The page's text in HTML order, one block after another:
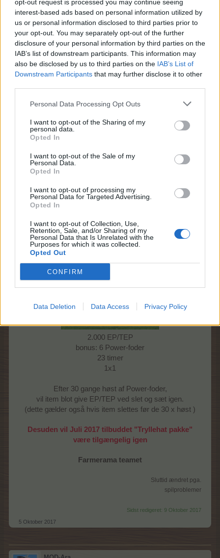
opt-out request is processed you may continue seeing
interest-based ads based on personal information utilized by
us or personal information disclosed to third parties prior to
your opt-out. You may separately opt-out of the further
disclosure of your personal information by third parties on the
IAB’s list of downstream participants. This information may
also be disclosed by us to third parties on the IAB’s List of
Downstream Participants that may further disclose it to other
Personal Data Processing Opt Outs
I want to opt-out of the Sharing of my
personal data.
Opted In
I want to opt-out of the Sale of my
Personal Data.
Opted In
I want to opt-out of processing my
Personal Data for Targeted Advertising.
Opted In
I want to opt-out of Collection, Use,
Retention, Sale, and/or Sharing of my
Personal Data that Is Unrelated with the
Purposes for which it was collected.
Opted Out
CONFIRM
Data Deletion Data Access Privacy Policy
Lær af den bedste!
Denne pakke kan kun fås i kort tid
Den indeholder stjerner, gyldne bananer,
Ingrids elev pakke
10 x Stjerne
1 x Ingrids elev (item)
Pris: 4,99 euro
2.000 EP/TEP
bonus: 6 Power-foder
23 timer
1x1
Efter 30 gange høst af Power-foder,
vil item blot give EP/TEP ved slet og sæt igen.
(dette gælder også hvis item slettes før de 30 x høst )
Desuden vil Juli 2017 tilbuddet "Tryllehat pakke"
være tilgængelig igen
Farmerama teamet
Sluttid ændret pga.
spilproblemer
Sidst redigeret: 9 Oktober 2017
5 Oktober 2017